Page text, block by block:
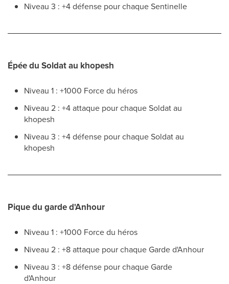
Niveau 3 : +4 défense pour chaque Sentinelle
Épée du Soldat au khopesh
Niveau 1 : +1000 Force du héros
Niveau 2 : +4 attaque pour chaque Soldat au
khopesh
Niveau 3 : +4 défense pour chaque Soldat au
khopesh
Pique du garde d'Anhour
Niveau 1 : +1000 Force du héros
Niveau 2 : +8 attaque pour chaque Garde d'Anhour
Niveau 3 : +8 défense pour chaque Garde
d'Anhour